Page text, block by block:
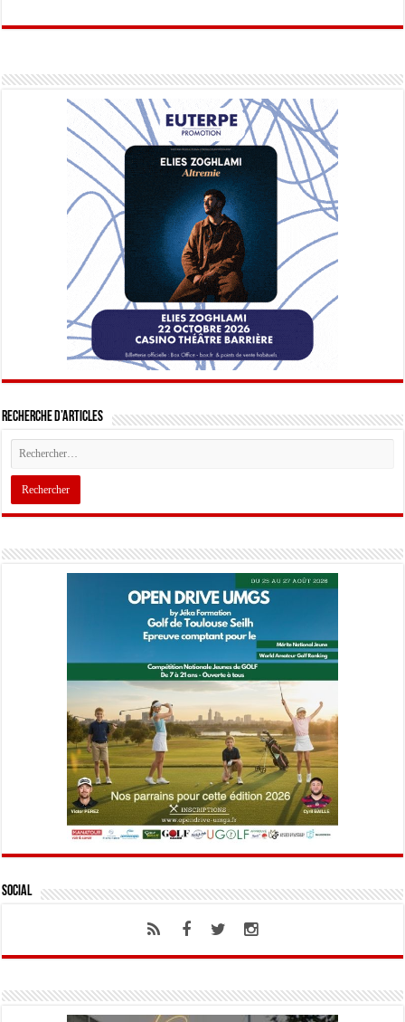
Recherche d’articles
Social